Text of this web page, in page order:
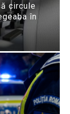
circule
în